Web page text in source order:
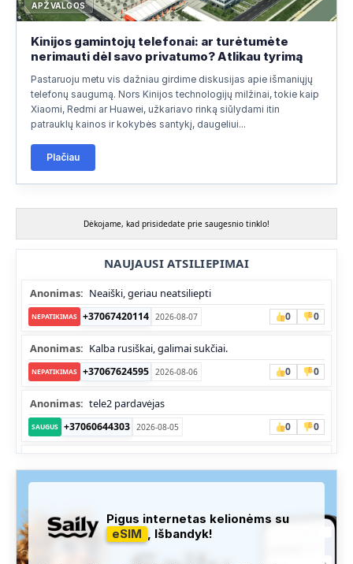
APŽVALGOS
Kinijos gamintojų telefonai: ar turėtumėte
nerimauti dėl savo privatumo? Atlikau tyrimą
Pastaruoju metu vis dažniau girdime diskusijas apie išmaniųjų
telefonų saugumą. Nors Kinijos technologijų milžinai, tokie kaip
Xiaomi, Redmi ar Huawei, užkariavo rinką siūlydami itin
patrauklų kainos ir kokybės santykį, daugeliui...
Plačiau
Dėkojame, kad prisidedate prie saugesnio tinklo!
NAUJAUSI ATSILIEPIMAI
Anonimas: Neaiški, geriau neatsiliepti
NEPATIKIMAS +37067420114 2026-08-07 0 0
Anonimas: Kalba rusiškai, galimai sukčiai.
NEPATIKIMAS +37067624595 2026-08-06 0 0
Anonimas: tele2 pardavėjas
SAUGUS +37060644303 2026-08-05 0 0
NEPATIKIMAS +37052041945 2026-08-05 0 0
Administracija: Užfiksuota, kad apie šį numerį buvo rašoma
daug teigiamų komentarų...Pigus internetas kelionėms su
eSIM , Išbandyk!